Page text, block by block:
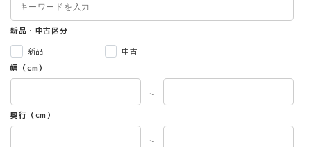
新品・中古区分
新品
中古
幅（cm）
～
奥行（cm）
～